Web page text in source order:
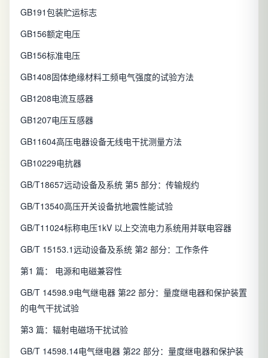
GB191包装贮运标志
GB156额定电压
GB156标准电压
GB1408固体绝缘材料工频电气强度的试验方法
GB1208电流互感器
GB1207电压互感器
GB11604高压电器设备无线电干扰测量方法
GB10229电抗器
GB/T18657远动设备及系统 第5 部分：传输规约
GB/T13540高压开关设备抗地震性能试验
GB/T11024标称电压1kV 以上交流电力系统用并联电容器
GB/T 15153.1远动设备及系统 第2 部分：工作条件
第1 篇： 电源和电磁兼容性
GB/T 14598.9电气继电器 第22 部分：量度继电器和保护装置
的电气干扰试验
第3 篇：辐射电磁场干扰试验
GB/T 14598.14电气继电器 第22 部分：量度继电器和保护装